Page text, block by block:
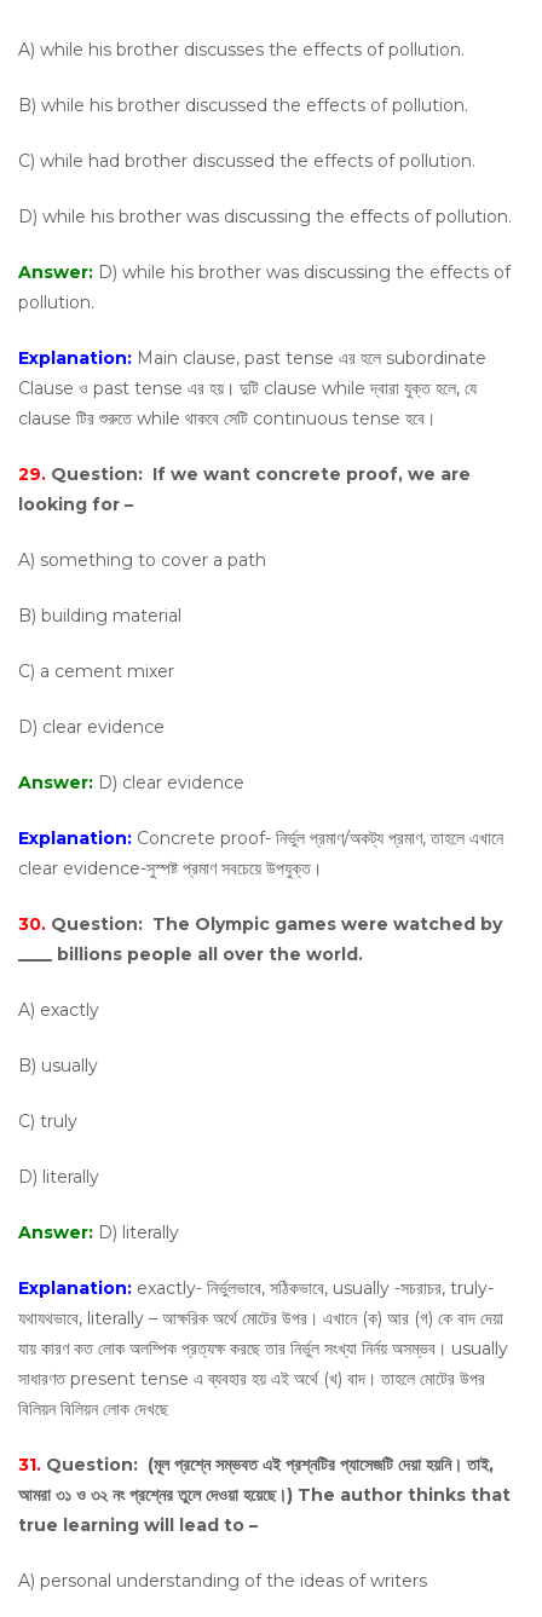
A) while his brother discusses the effects of pollution.
B) while his brother discussed the effects of pollution.
C) while had brother discussed the effects of pollution.
D) while his brother was discussing the effects of pollution.
Answer: D) while his brother was discussing the effects of
pollution.
Explanation: Main clause, past tense এর হলে subordinate
Clause ও past tense এর হয়। দুটি clause while দ্বারা যুক্ত হলে, যে
clause টির শুরুতে while থাকবে সেটি continuous tense হবে।
29. Question: If we want concrete proof, we are
looking for –
A) something to cover a path
B) building material
C) a cement mixer
D) clear evidence
Answer: D) clear evidence
Explanation: Concrete proof- নির্ভুল প্রমাণ/অকট্য প্রমাণ, তাহলে এখানে
clear evidence-সুস্পষ্ট প্রমাণ সবচেয়ে উপযুক্ত।
30. Question: The Olympic games were watched by
____ billions people all over the world.
A) exactly
B) usually
C) truly
D) literally
Answer: D) literally
Explanation: exactly- নির্ভুলভাবে, সঠিকভাবে, usually -সচরাচর, truly-
যথাযথভাবে, literally – আক্ষরিক অর্থে মোটের উপর। এখানে (ক) আর (গ) কে বাদ দেয়া
যায় কারণ কত লোক অলম্পিক প্রত্যক্ষ করছে তার নির্ভুল সংখ্যা নির্নয় অসম্ভব। usually
সাধারণত present tense এ ব্যবহার হয় এই অর্থে (খ) বাদ। তাহলে মোটের উপর
বিলিয়ন বিলিয়ন লোক দেখছে
31. Question: (মূল প্রশ্নে সম্ভবত এই প্রশ্নটির প্যাসেজটি দেয়া হয়নি। তাই,
আমরা ৩১ ও ৩২ নং প্রশ্নের তুলে দেওয়া হয়েছে।) The author thinks that
true learning will lead to –
A) personal understanding of the ideas of writers